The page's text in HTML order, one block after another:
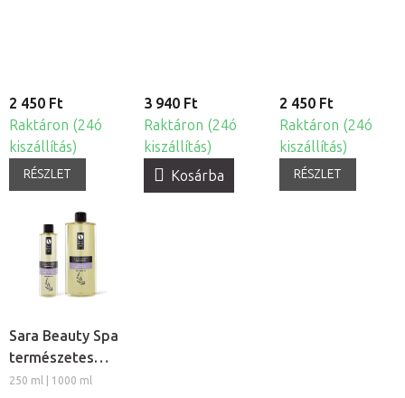
2 450 Ft
Raktáron (24ó
kiszállítás)
RÉSZLET
3 940 Ft
Raktáron (24ó
kiszállítás)
Kosárba
2 450 Ft
Raktáron (24ó
kiszállítás)
RÉSZLET
Sara Beauty Spa
természetes
növényi
250 ml | 1000 ml